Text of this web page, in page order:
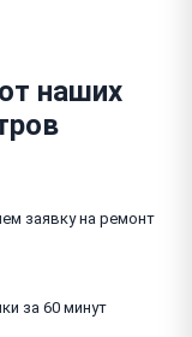
наших
заявку на ремонт
за 60 минут